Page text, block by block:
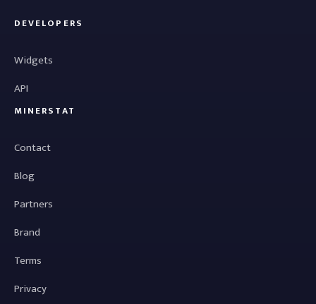
DEVELOPERS
Widgets
API
MINERSTAT
Contact
Blog
Partners
Brand
Terms
Privacy